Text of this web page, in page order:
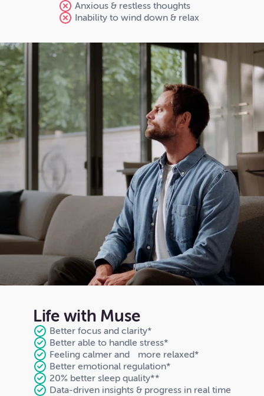
Anxious & restless thoughts
Inability to wind down & relax
Life with Muse
Better focus and clarity*
Better able to handle stress*
Feeling calmer and more relaxed*
Better emotional regulation*
20% better sleep quality**
Data-driven insights & progress in real time